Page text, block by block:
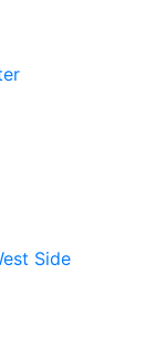
Side